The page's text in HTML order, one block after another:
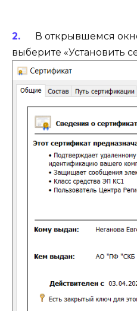
В открывшемся
выберите «Установить